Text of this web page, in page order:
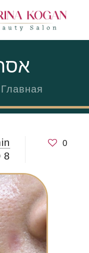
Главная
0
8 במאי 2026